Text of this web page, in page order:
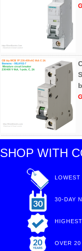
SHOP WITH
LOWEST
30-DAY
OVER